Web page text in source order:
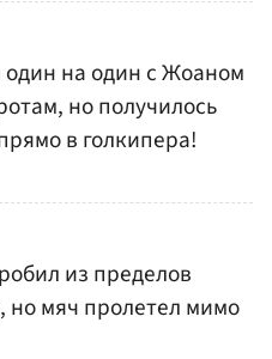
на один с Жоаном
но получилось
в голкипера!
из пределов
мяч пролетел мимо